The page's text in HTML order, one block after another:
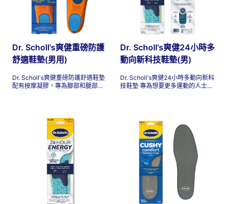
Dr. Scholl's爽健重磅防護
舒適鞋墊(男用)
Dr. Scholl's爽健重磅防護舒適鞋墊
配有按摩凝膠，專為腳部和腿部因
公斤和腳寬的人士。體驗全天卓越
的舒適感，幫助您保持雙腳更長時
Dr. Scholl's爽健24小時多
動向新科技鞋墊(男)
Dr. Scholl's爽健24小時多動向新科
技鞋墊 專為想要更多運動的人士設
技鞋墊 包裹您的整個足部，讓您感
覺彷彿行走在微小的能量增強氣泡
上，在你最需要的時候為足部提供
能量增強支撐。頂層記憶海綿緩衝
層貼合您的腳，與任何其他普通鞋
墊不同，24小時能量多用途鞋墊旨
在提供更多支撐和能量回報。在步
行、跑步或運動時，將這些鞋墊穿
在任何鞋子上，甚至只是幫助您在
完成日常工作時保持站立。即使在